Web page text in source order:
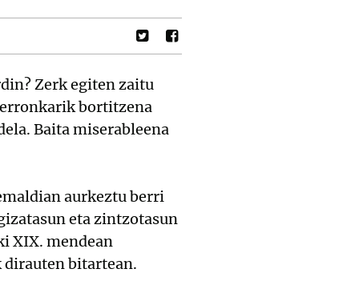
Zerk egiten zaitu
bortitzena
Baita miserableena
aurkeztu berri
eta zintzotasun
XIX. mendean
dirauten bitartean.